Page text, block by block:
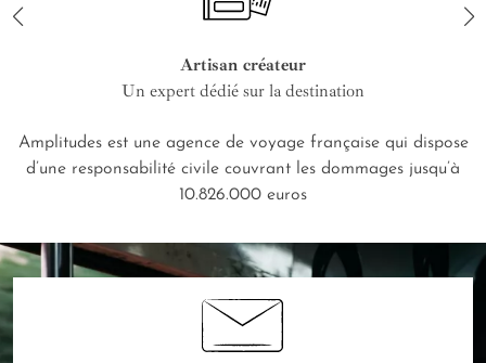
Artisan créateur
Un expert dédié sur la destination
Amplitudes est une agence de voyage française qui dispose
d’une responsabilité civile couvrant les dommages jusqu’à
10.826.000 euros